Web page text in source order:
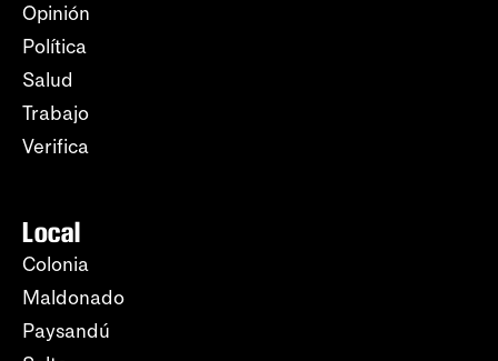
Opinión
Política
Salud
Trabajo
Verifica
Local
Colonia
Maldonado
Paysandú